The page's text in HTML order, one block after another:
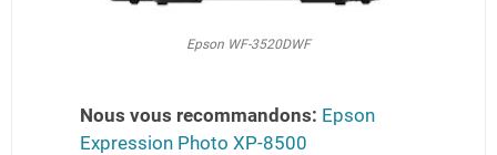
Epson WF-3520DWF
Nous vous recommandons: Epson
Expression Photo XP-8500